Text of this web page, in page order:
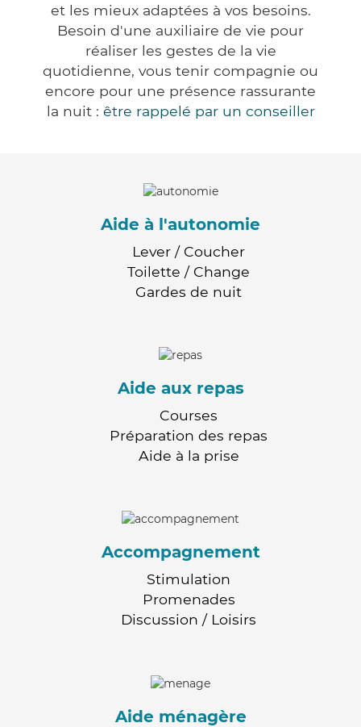
et les mieux adaptées à vos besoins.
Besoin d'une auxiliaire de vie pour
réaliser les gestes de la vie
quotidienne, vous tenir compagnie ou
encore pour une présence rassurante
la nuit : être rappelé par un conseiller
Aide à l'autonomie
Lever / Coucher
Toilette / Change
Gardes de nuit
Aide aux repas
Courses
Préparation des repas
Aide à la prise
Accompagnement
Stimulation
Promenades
Discussion / Loisirs
Aide ménagère